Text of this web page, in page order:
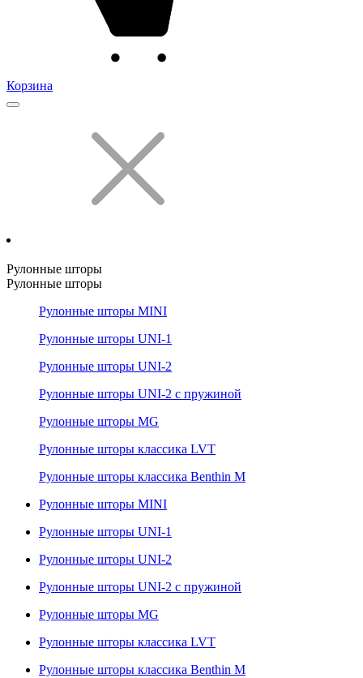
Корзина
Рулонные шторы
Рулонные шторы
Рулонные шторы MINI
Рулонные шторы UNI-1
Рулонные шторы UNI-2
Рулонные шторы UNI-2 с пружиной
Рулонные шторы MG
Рулонные шторы классика LVT
Рулонные шторы классика Benthin M
Рулонные шторы MINI
Рулонные шторы UNI-1
Рулонные шторы UNI-2
Рулонные шторы UNI-2 с пружиной
Рулонные шторы MG
Рулонные шторы классика LVT
Рулонные шторы классика Benthin M